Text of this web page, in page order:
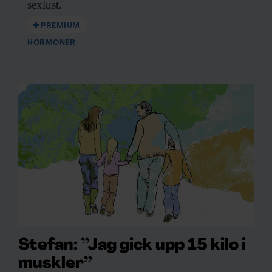
sexlust.
PREMIUM
HORMONER
Stefan: ”Jag gick upp 15 kilo i
muskler”